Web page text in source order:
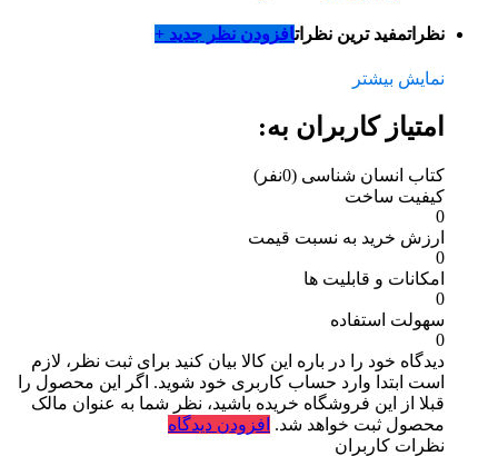
نظراتمفید ترین نظراتافزودن نظر جدید +
نمایش بیشتر
امتیاز کاربران به:
کتاب انسان شناسی (0نفر)
کیفیت ساخت
0
ارزش خرید به نسبت قیمت
0
امکانات و قابلیت ها
0
سهولت استفاده
0
دیدگاه خود را در باره این کالا بیان کنید برای ثبت نظر، لازم
است ابتدا وارد حساب کاربری خود شوید. اگر این محصول را
قبلا از این فروشگاه خریده باشید، نظر شما به عنوان مالک
محصول ثبت خواهد شد. افزودن دیدگاه
نظرات کاربران